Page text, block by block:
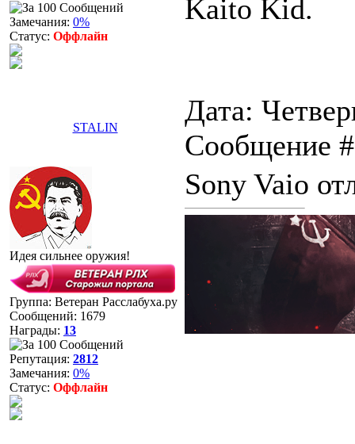
Замечания: 0%
Статус: Оффлайн
Kaito Kid.
STALIN
Дата:
Сообщение
Идея сильнее оружия!
Группа: Ветеран Расслабуха.ру
Сообщений: 1679
Награды: 13
Репутация: 2812
Замечания: 0%
Статус: Оффлайн
Sony Vaio